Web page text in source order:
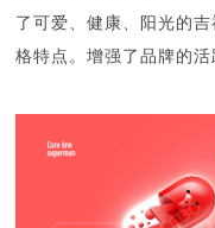
了可爱、健康、阳光的
格特点。增强了品牌的活